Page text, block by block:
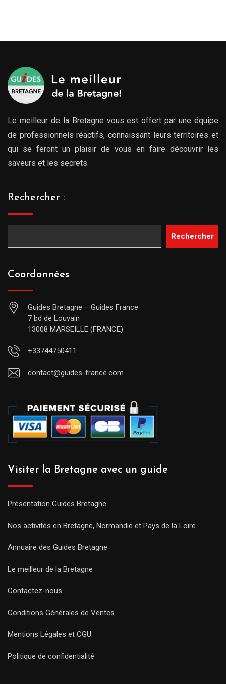
Le meilleur de la Bretagne vous est offert par une équipe
de professionnels réactifs, connaissant leurs territoires et
qui se feront un plaisir de vous en faire découvrir les
saveurs et les secrets.
Rechercher :
Rechercher
Coordonnées
Guides Bretagne – Guides France
7 bd de Louvain
13008 MARSEILLE (FRANCE)
+33744750411
contact@guides-france.com
Visiter la Bretagne avec un guide
Présentation Guides Bretagne
Nos activités en Bretagne, Normandie et Pays de la Loire
Annuaire des Guides Bretagne
Le meilleur de la Bretagne
Contactez-nous
Conditions Générales de Ventes
Mentions Légales et CGU
Politique de confidentialité